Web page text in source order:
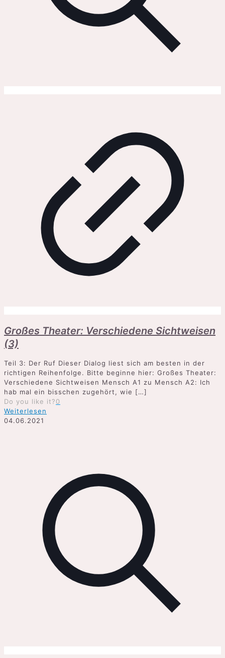
Großes Theater: Verschiedene Sichtweisen
(3)
Teil 3: Der Ruf Dieser Dialog liest sich am besten in der
richtigen Reihenfolge. Bitte beginne hier: Großes Theater:
Verschiedene Sichtweisen Mensch A1 zu Mensch A2: Ich
hab mal ein bisschen zugehört, wie […]
Do you like it?0
Weiterlesen
04.06.2021